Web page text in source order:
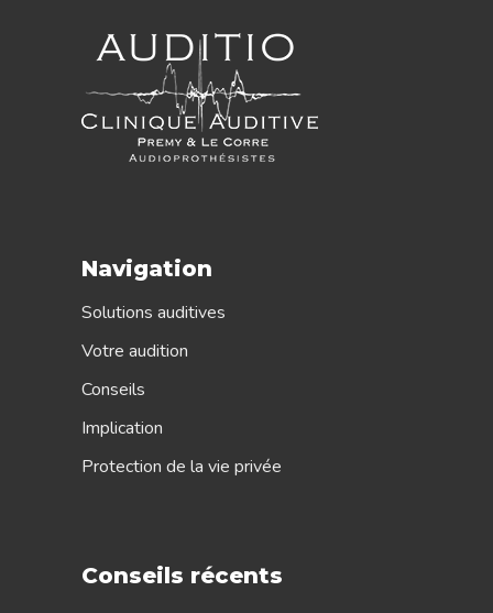
Navigation
Solutions auditives
Votre audition
Conseils
Implication
Protection de la vie privée
Conseils récents